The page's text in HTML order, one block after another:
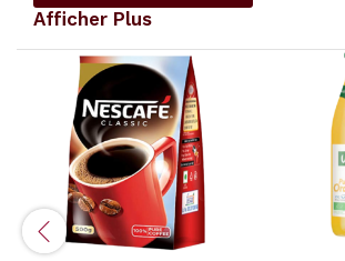
Afficher Plus